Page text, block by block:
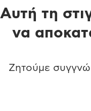
Αυτή τη
να
Ζητούμε